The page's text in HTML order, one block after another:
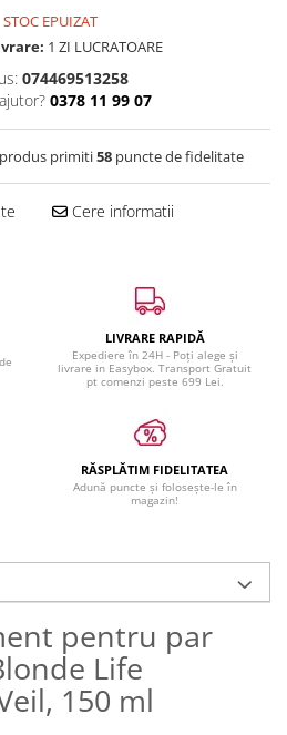
STOC EPUIZAT
1 ZI LUCRATOARE
074469513258
0378 11 99 07
primiti58puncte de fidelitate
Cere informatii
LIVRARE RAPIDĂ
Expediere în 24H - Poți alege și
livrare in Easybox. Transport Gratuit
pt comenzi peste 699 Lei.
RĂSPLĂTIM FIDELITATEA
Adună puncte și folosește-le în
magazin!
pentru par
Life
150 ml